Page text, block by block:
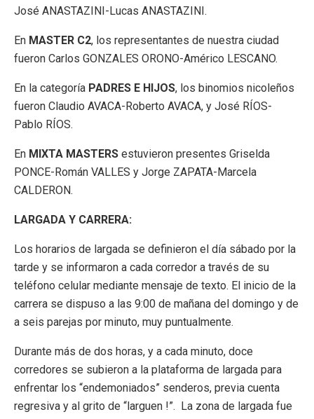
José ANASTAZINI-Lucas ANASTAZINI.
En MASTER C2, los representantes de nuestra ciudad
fueron Carlos GONZALES ORONO-Américo LESCANO.
En la categoría PADRES E HIJOS, los binomios nicoleños
fueron Claudio AVACA-Roberto AVACA, y José RÍOS-
Pablo RÍOS.
En MIXTA MASTERS estuvieron presentes Griselda
PONCE-Román VALLES y Jorge ZAPATA-Marcela
CALDERON.
LARGADA Y CARRERA:
Los horarios de largada se definieron el día sábado por la
tarde y se informaron a cada corredor a través de su
teléfono celular mediante mensaje de texto. El inicio de la
carrera se dispuso a las 9:00 de mañana del domingo y de
a seis parejas por minuto, muy puntualmente.
Durante más de dos horas, y a cada minuto, doce
corredores se subieron a la plataforma de largada para
enfrentar los “endemoniados” senderos, previa cuenta
regresiva y al grito de “larguen !”. La zona de largada fue